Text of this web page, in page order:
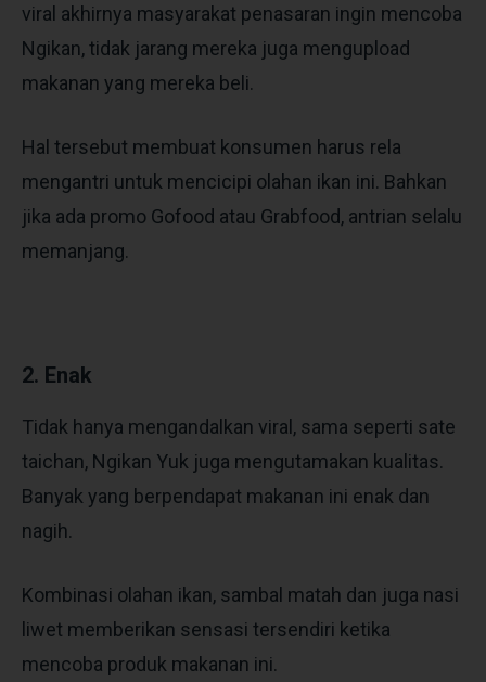
viral akhirnya masyarakat penasaran ingin mencoba
Ngikan, tidak jarang mereka juga mengupload
makanan yang mereka beli.
Hal tersebut membuat konsumen harus rela
mengantri untuk mencicipi olahan ikan ini. Bahkan
jika ada promo Gofood atau Grabfood, antrian selalu
memanjang.
2. Enak
Tidak hanya mengandalkan viral, sama seperti sate
taichan, Ngikan Yuk juga mengutamakan kualitas.
Banyak yang berpendapat makanan ini enak dan
nagih.
Kombinasi olahan ikan, sambal matah dan juga nasi
liwet memberikan sensasi tersendiri ketika
mencoba produk makanan ini.